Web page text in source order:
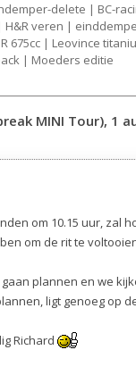
delete | BC-
| H&R veren |
675cc | Leovince
| Moeders editie
MINI Tour), 1
om 10.15 uur, zal
om de rit te
plannen en we
ligt genoeg op
Richard